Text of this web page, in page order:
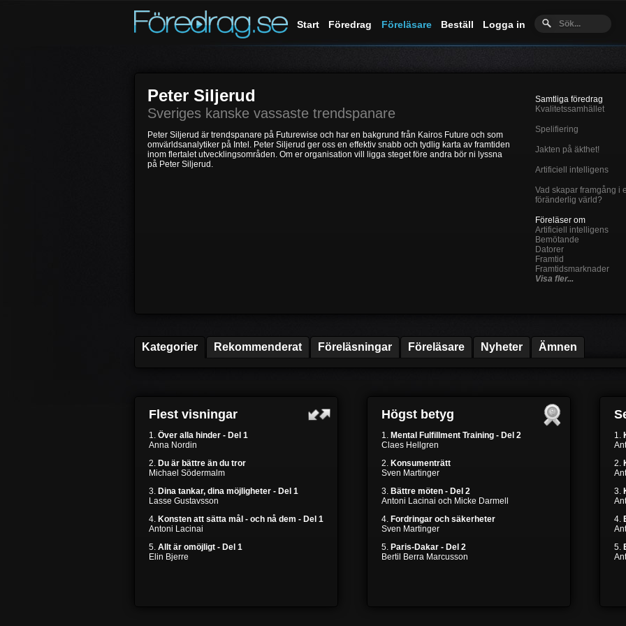
Start Föredrag Föreläsare Beställ Logga in
Peter Siljerud
Sveriges kanske vassaste trendspanare
Peter Siljerud är trendspanare på Futurewise och har en bakgrund från Kairos Future och som
omvärldsanalytiker på Intel. Peter Siljerud ger oss en effektiv snabb och tydlig karta av framtiden
inom flertalet utvecklingsområden. Om er organisation vill ligga steget före andra bör ni lyssna
på Peter Siljerud.
Samtliga föredrag
Kvalitetssamhället
Spelifiering
Jakten på äkthet!
Artificiell intelligens
Vad skapar framgång i
föränderlig värld?
Föreläser om
Artificiell intelligens
Bemötande
Datorer
Framtid
Framtidsmarknader
Visa fler...
Kategorier Rekommenderat Föreläsningar Föreläsare Nyheter Ämnen
Flest visningar
1. Över alla hinder - Del 1
Anna Nordin
2. Du är bättre än du tror
Michael Södermalm
3. Dina tankar, dina möjligheter - Del 1
Lasse Gustavsson
4. Konsten att sätta mål - och nå dem - Del 1
Antoni Lacinai
5. Allt är omöjligt - Del 1
Elin Bjerre
Högst betyg
1. Mental Fulfillment Training - Del 2
Claes Hellgren
2. Konsumenträtt
Sven Martinger
3. Bättre möten - Del 2
Antoni Lacinai och Micke Darmell
4. Fordringar och säkerheter
Sven Martinger
5. Paris-Dakar - Del 2
Bertil Berra Marcusson
1.
2.
3.
4.
5.